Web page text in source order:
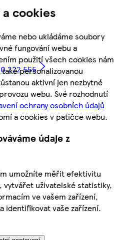
cookies
nebo ukládáme soubory
fungování webu a
použití všech cookies nám
personalizovanou
aktivní jen nezbytné
webu. Své rozhodnutí
ochrany osobních údajů
a cookies v patičce webu.
údaje z
umožníte měřit efektivitu
vytvářet uživatelské statistiky,
ve vašem zařízení,
identifikovat vaše zařízení.
222 555